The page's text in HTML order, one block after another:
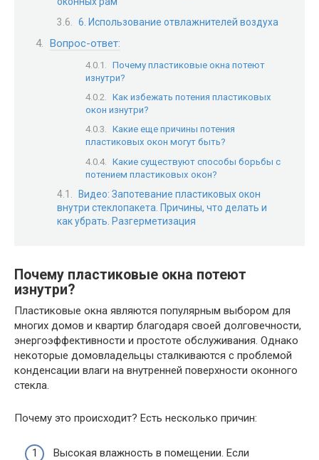
6. Использование отвлажнителей воздуха
Вопрос-ответ:
Почему пластиковые окна потеют
изнутри?
Как избежать потения пластиковых
окон изнутри?
Какие еще причины потения
пластиковых окон могут быть?
Какие существуют способы борьбы с
потением пластиковых окон?
Видео: Запотевание пластиковых окон
внутри стеклопакета. Причины, что делать и
как убрать. Разгерметизация
Почему пластиковые окна потеют
изнутри?
Пластиковые окна являются популярным выбором для
многих домов и квартир благодаря своей долговечности,
энергоэффективности и простоте обслуживания. Однако
некоторые домовладельцы сталкиваются с проблемой
конденсации влаги на внутренней поверхности оконного
стекла.
Почему это происходит? Есть несколько причин:
Высокая влажность в помещении. Если